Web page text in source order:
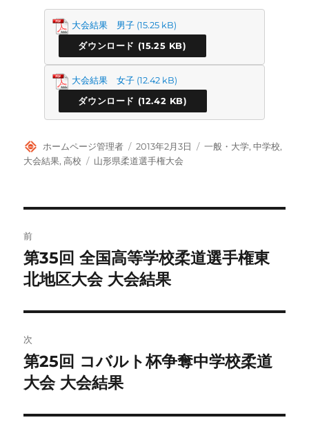
大会結果 男子
ダウンロード
大会結果 女子
ダウンロード
投
稿
ホームページ管理者
投
稿
2013年2月3日
カ
一般・大学,中学校,
大会結果,高校
タ
山形県柔道選手権大会
稿
ナ
ビ
ゲ
ー
シ
前
前
の
稿:
第35回 全国高等学校柔道選手権東
北地区大会 大会結果
次
次
の
稿:
第25回 コバルト杯争奪中学校柔道
大会 大会結果